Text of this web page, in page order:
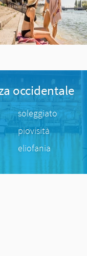
occidentale
soleggiato
piovisità
eliofania